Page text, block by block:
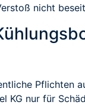
nicht
Pflichten
KG nur für